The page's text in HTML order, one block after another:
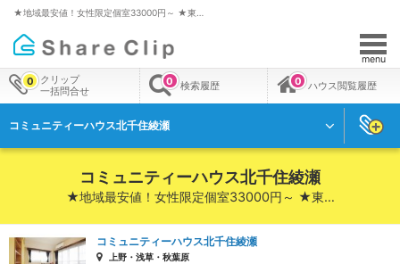
★地域最安値！女性限定個室33000円～ ★東…
menu
クリップ
一括問合せ
0 検索履歴
0 ハウス閲覧履歴
0
コミュニティーハウス北千住綾瀬
コミュニティーハウス北千住綾瀬
★地域最安値！女性限定個室33000円～ ★東…
コミュニティーハウス北千住綾瀬
上野・浅草・秋葉原